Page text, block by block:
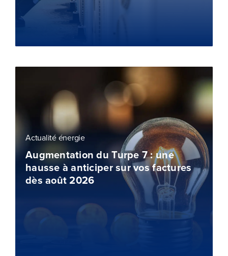
Actualité énergie
Augmentation du Turpe 7 : une
hausse à anticiper sur vos factures
dès août 2026